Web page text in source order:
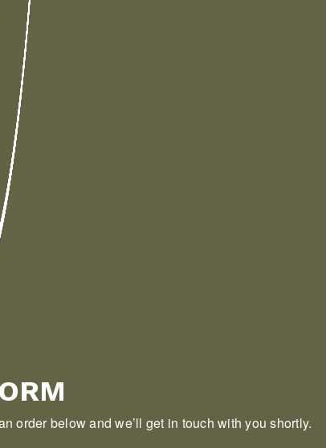
order below and we’ll get in touch with you shortly.